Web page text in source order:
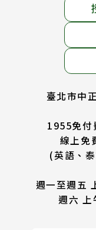
臺北市中
1955免
線上免
(英語、
週一至週五
週六